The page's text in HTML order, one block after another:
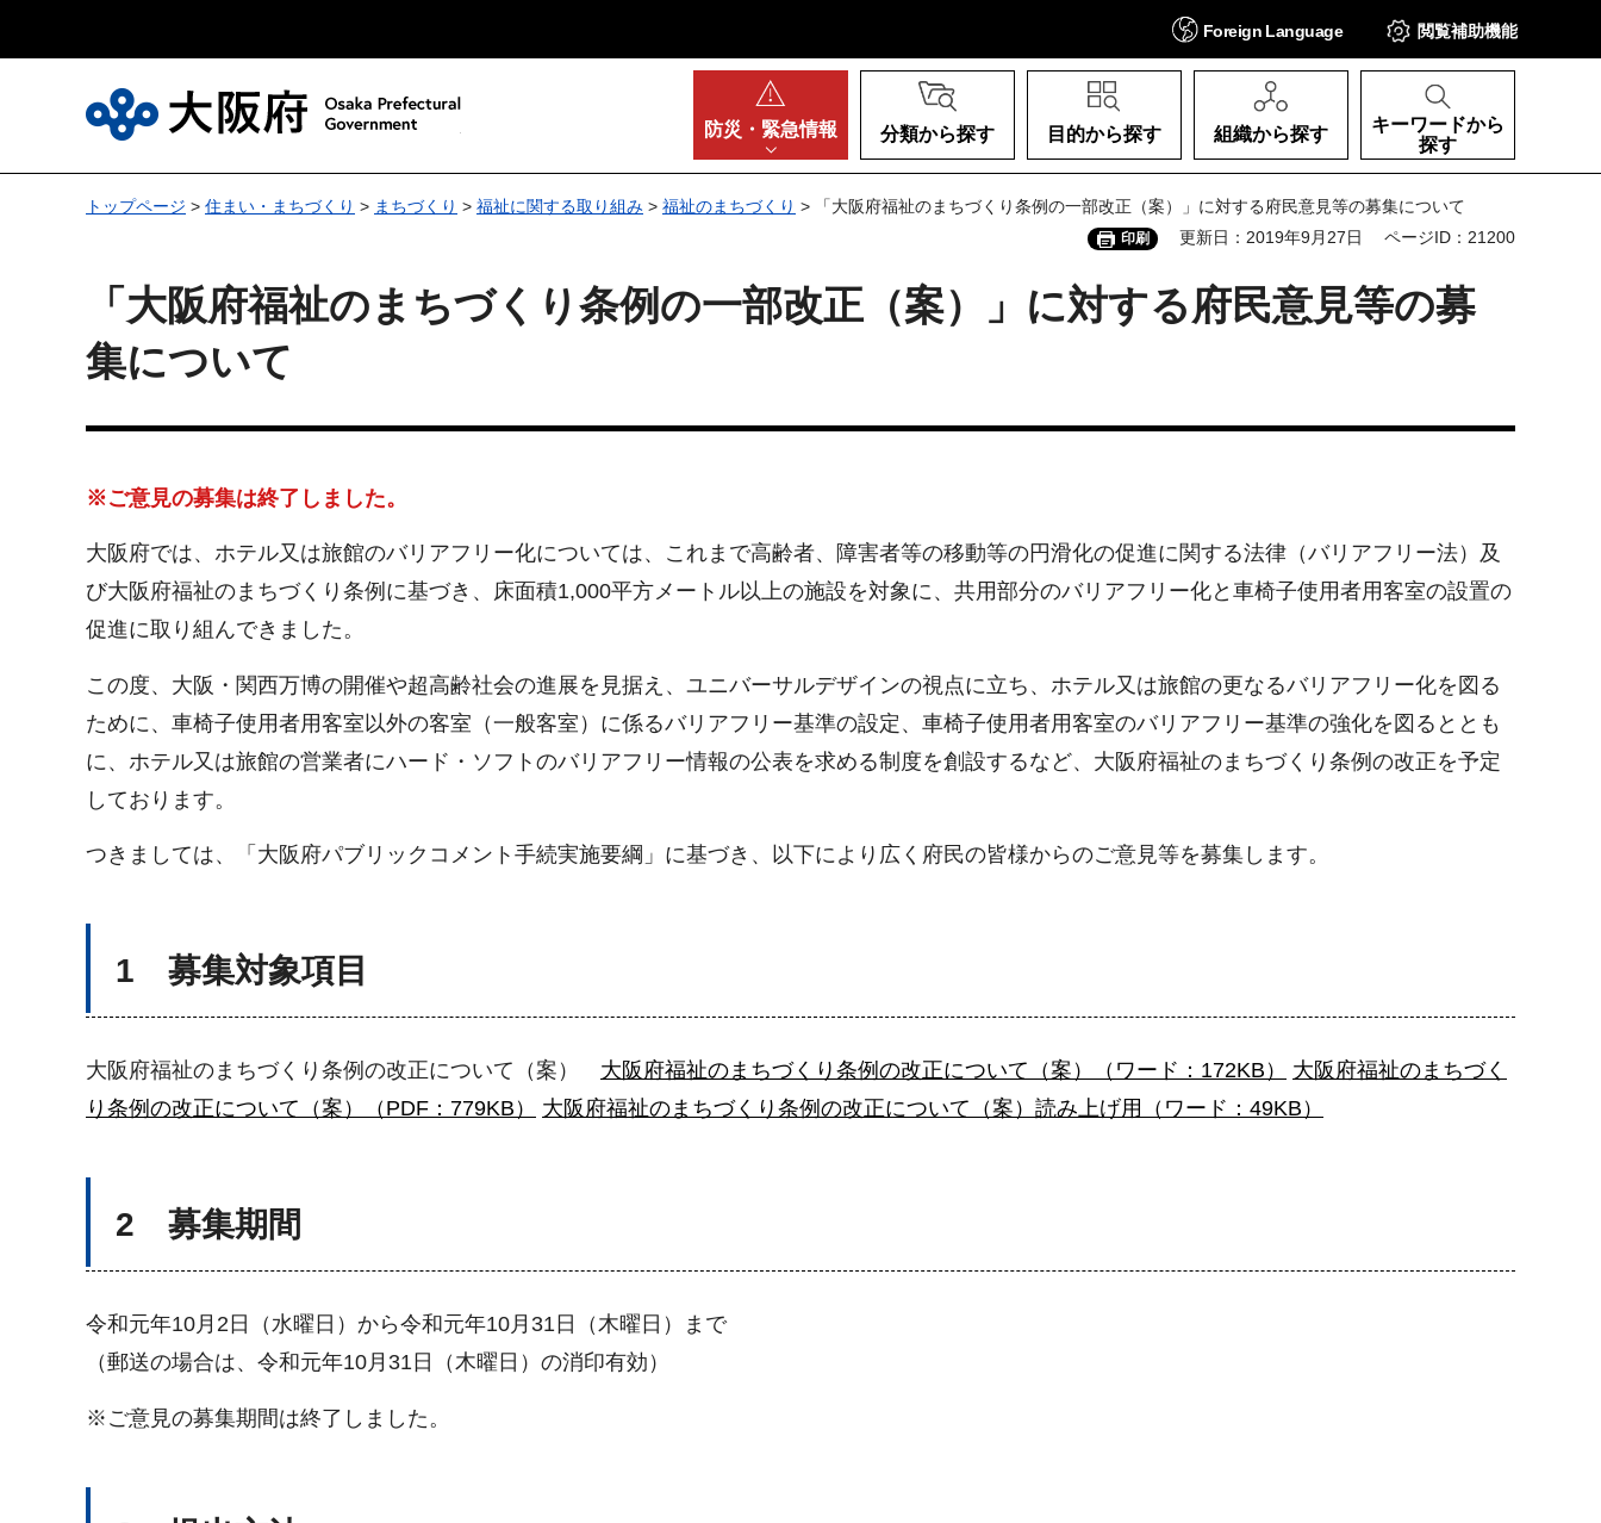
Foreign Language 閲覧補助機能
防災・ 緊急情報 分類から探す 目的から探す 組織から探す
キーワードから
探す
トップページ > 住まい・まちづくり > まちづくり > 福祉に関する取り組み > 福祉のまちづくり > 「大阪府福祉のまちづくり条例の一部改正（案）」に対する府民意見等の募集について
印刷 更新日：2019年9月27日 ページID：21200
「大阪府福祉のまちづくり条例の一部改正（案）」に対する府民意見等の募
集について
※ご意見の募集は終了しました。
大阪府では、ホテル又は旅館のバリアフリー化については、これまで高齢者、障害者等の移動等の円滑化の促進に関する法律（バリアフリー法）及
び大阪府福祉のまちづくり条例に基づき、床面積1,000平方メートル以上の施設を対象に、共用部分のバリアフリー化と車椅子使用者用客室の設置の
促進に取り組んできました。
この度、大阪・関西万博の開催や超高齢社会の進展を見据え、ユニバーサルデザインの視点に立ち、ホテル又は旅館の更なるバリアフリー化を図る
ために、車椅子使用者用客室以外の客室（一般客室）に係るバリアフリー基準の設定、車椅子使用者用客室のバリアフリー基準の強化を図るととも
に、ホテル又は旅館の営業者にハード・ソフトのバリアフリー情報の公表を求める制度を創設するなど、大阪府福祉のまちづくり条例の改正を予定
しております。
つきましては、「大阪府パブリックコメント手続実施要綱」に基づき、以下により広く府民の皆様からのご意見等を募集します。
1 募集対象項目
大阪府福祉のまちづくり条例の改正について（案） 大阪府福祉のまちづくり条例の改正について（案）（ワード：172KB）
大阪府福祉のまちづく
り条例の改正について（案）（PDF：779KB）
大阪府福祉のまちづくり条例の改正について（案）読み上げ用（ワード：49KB）
2 募集期間
令和元年10月2日（水曜日）から令和元年10月31日（木曜日）まで
（郵送の場合は、令和元年10月31日（木曜日）の消印有効）
※ご意見の募集期間は終了しました。